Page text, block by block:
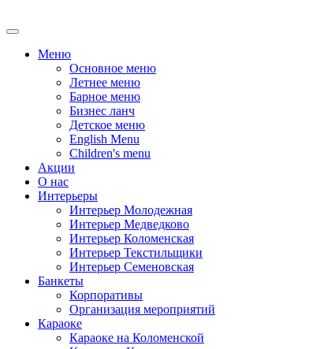
Меню
Основное меню
Летнее меню
Барное меню
Бизнес ланч
Детское меню
English Menu
Children's menu
Акции
О нас
Интерьеры
Интерьер Молодежная
Интерьер Медведково
Интерьер Коломенская
Интерьер Текстильщики
Интерьер Семеновская
Банкеты
Корпоративы
Oрганизация мероприятий
Караоке
Караоке на Коломенской